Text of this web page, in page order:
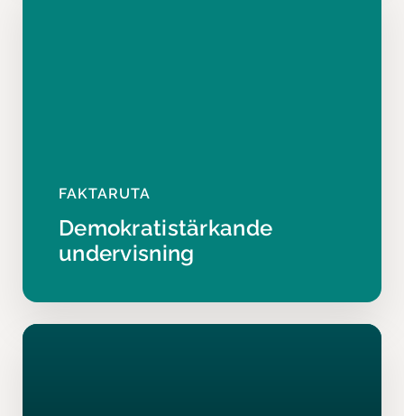
FAKTARUTA
Demokratistärkande
undervisning